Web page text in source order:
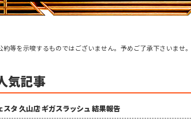
等を示唆するものではございません。予めご了承下さいませ。
気記事
タ 久山店 ギガスラッシュ 結果報告